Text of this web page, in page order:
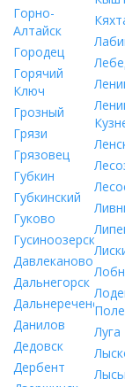
Горно-
Алтайск
Городец
Горячий
Ключ
Грозный
Грязи
Грязовец
Губкин
Губкинский
Гуково
Гусиноозерск
Давлеканово
Дальнегорск
Дальнереченск
Данилов
Дедовск
Дербент
Поле
Луга